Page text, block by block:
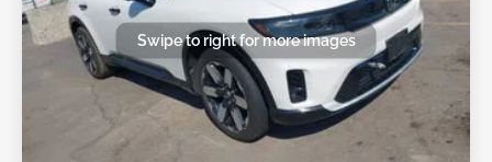
Swipe to right for more images